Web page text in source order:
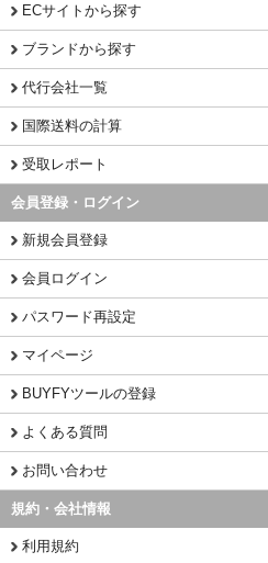
ECサイトから探す
ブランドから探す
代行会社一覧
国際送料の計算
受取レポート
会員登録・ログイン
新規会員登録
会員ログイン
パスワード再設定
マイページ
BUYFYツールの登録
よくある質問
お問い合わせ
規約・会社情報
利用規約